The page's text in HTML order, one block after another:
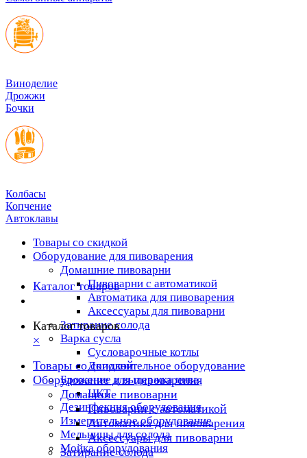
Виноделие
Дрожжи
Бочки
Колбасы
Копчение
Автоклавы
Товары со скидкой
Оборудование для пивоварения
Домашние пивоварни
Пивоварни с автоматикой
Автоматика для пивоварения
Аксессуары для пивоварни
Затирание солода
Варка сусла
Cусловарочные котлы
Дополнительное оборудование
Брожение и выдержка пива
ЦКТ
Дезинфекция оборудования
Измерительное оборудование
Мельницы для солода
Мойка оборудования
Каталог товаров
Каталог товаров
×
Товары со скидкой
Оборудование для пивоварения
Домашние пивоварни
Пивоварни с автоматикой
Автоматика для пивоварения
Аксессуары для пивоварни
Затирание солода